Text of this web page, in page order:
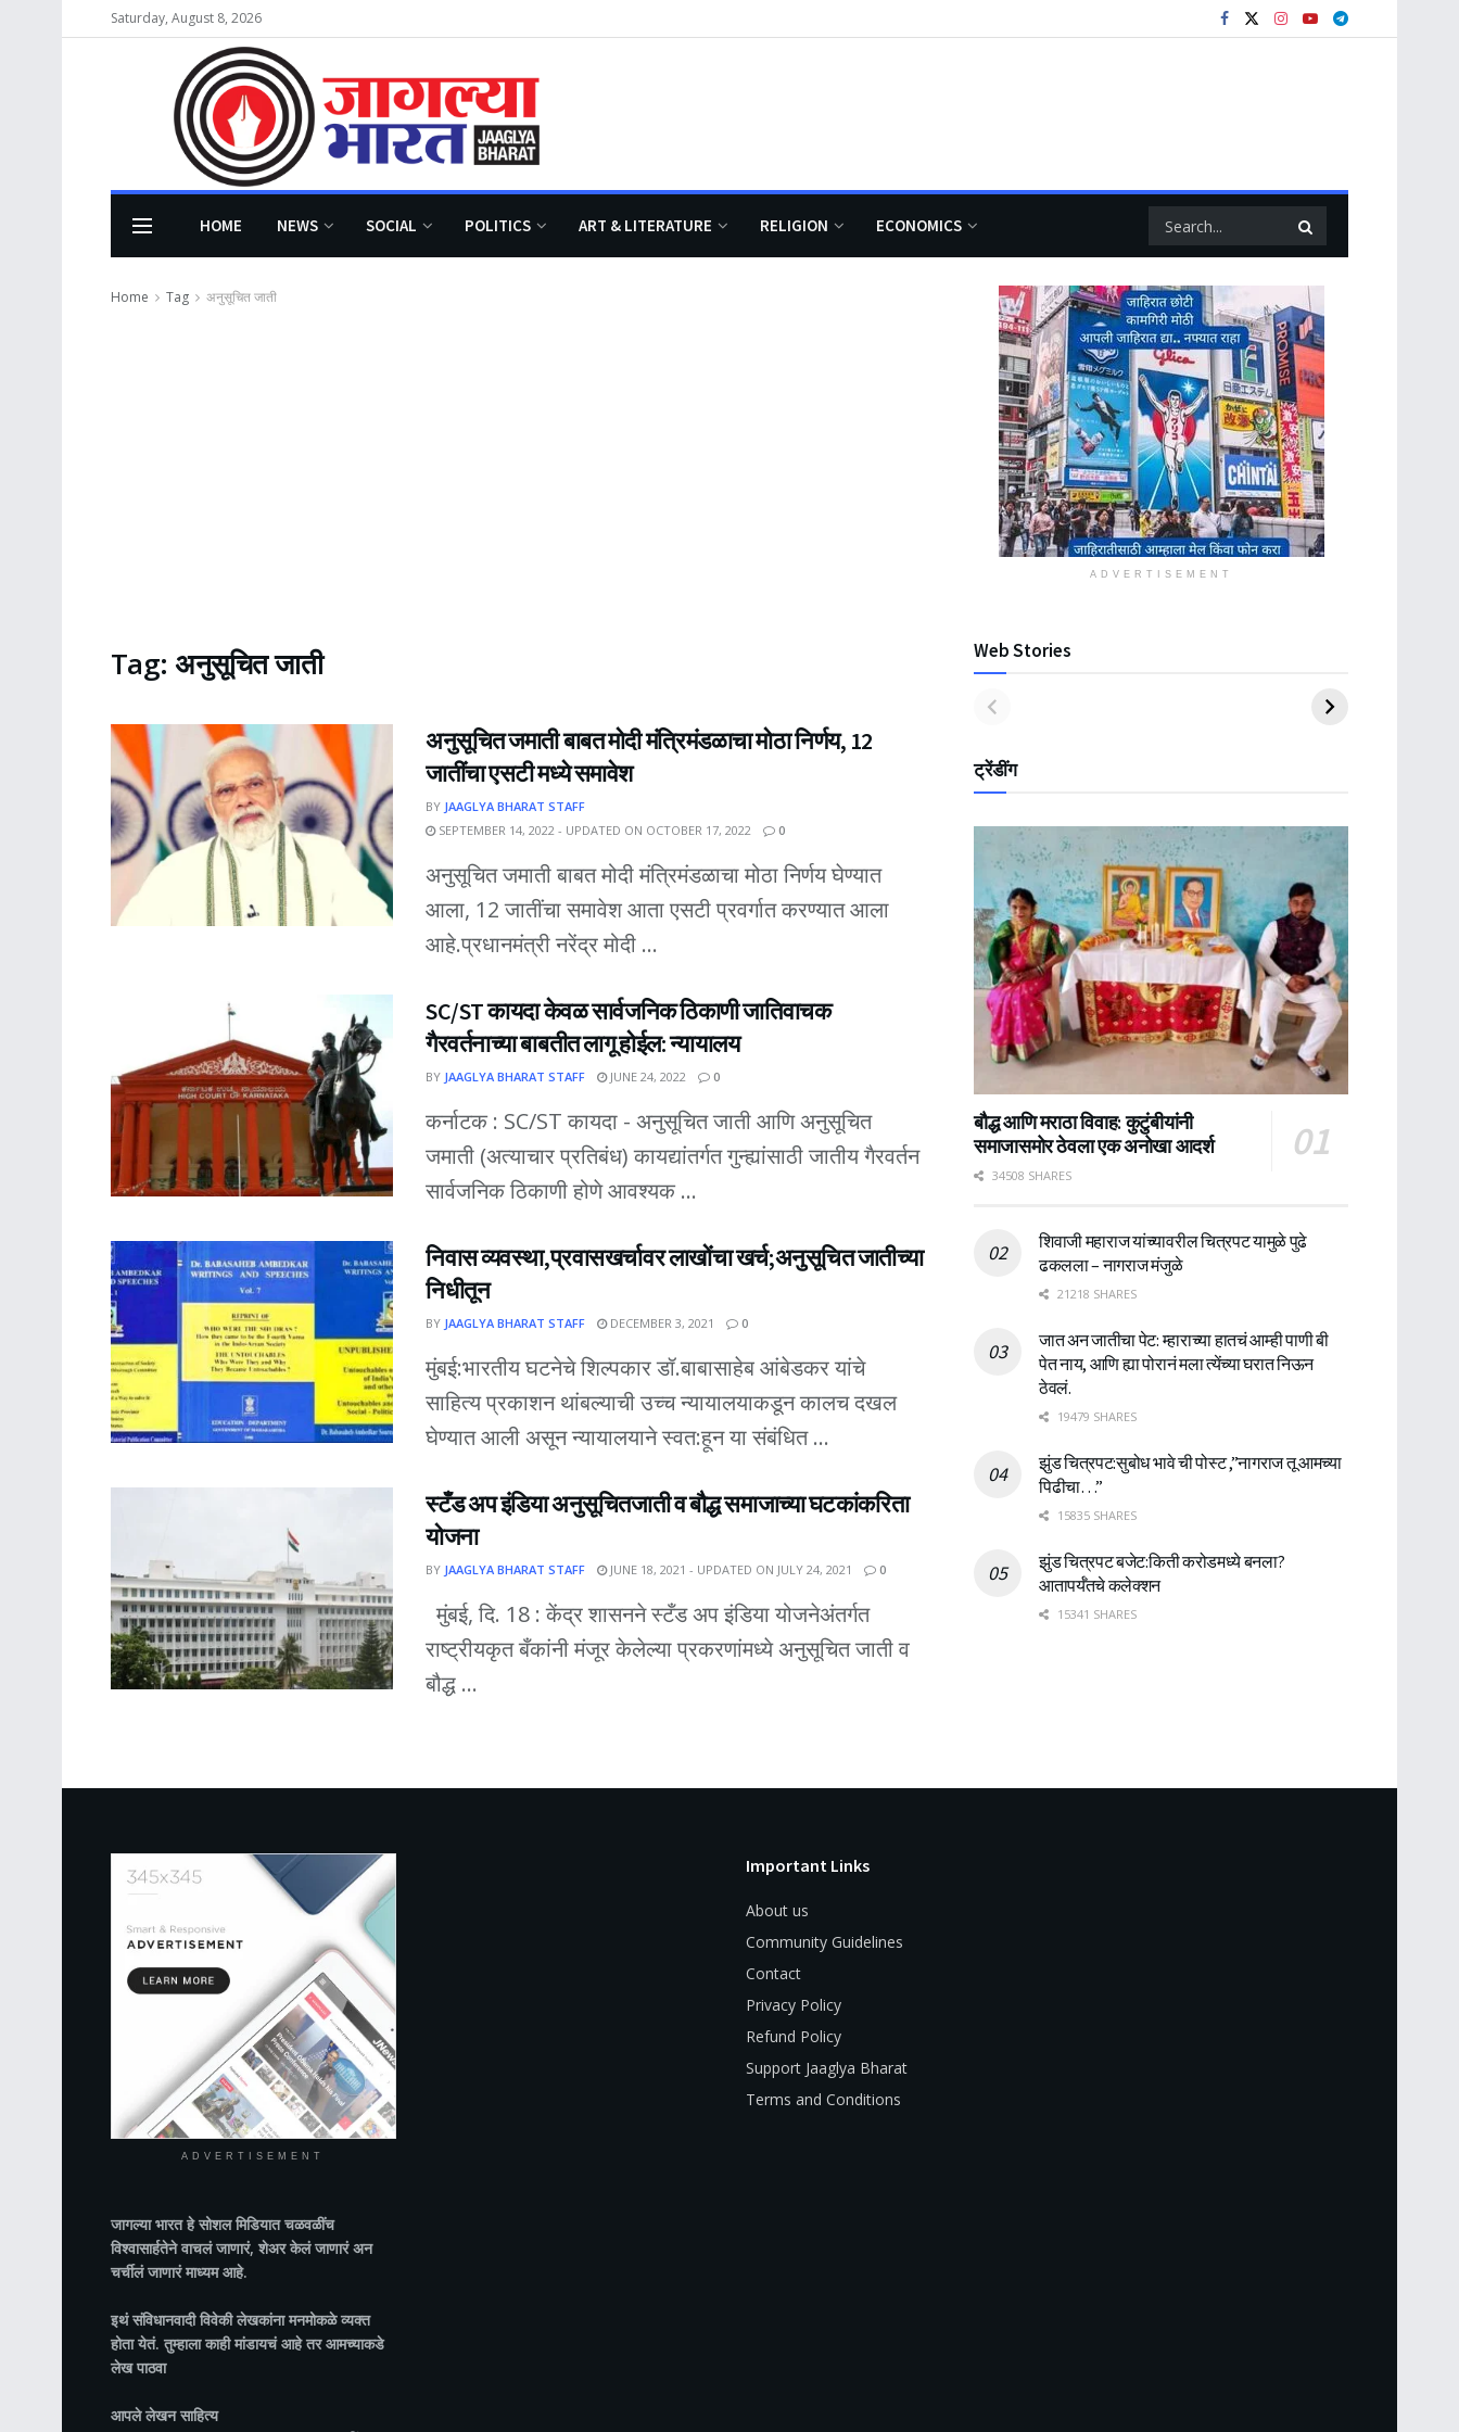
Saturday, August 8, 2026
HOME NEWS SOCIAL POLITICS ART & LITERATURE RELIGION ECONOMICS
Home Tag अनुसूचित जाती
Tag: अनुसूचित जाती
अनुसूचित जमाती बाबत मोदी मंत्रिमंडळाचा मोठा निर्णय, 12
जातींचा एसटी मध्ये समावेश
BY JAAGLYA BHARAT STAFF
SEPTEMBER 14, 2022 - UPDATED ON OCTOBER 17, 2022
0
अनुसूचित जमाती बाबत मोदी मंत्रिमंडळाचा मोठा निर्णय घेण्यात
आला, 12 जातींचा समावेश आता एसटी प्रवर्गात करण्यात आला
आहे.प्रधानमंत्री नरेंद्र मोदी ...
SC/ST कायदा केवळ सार्वजनिक ठिकाणी जातिवाचक
गैरवर्तनाच्या बाबतीत लागू होईल: न्यायालय
BY JAAGLYA BHARAT STAFF JUNE 24, 2022 0
कर्नाटक : SC/ST कायदा - अनुसूचित जाती आणि अनुसूचित
जमाती (अत्याचार प्रतिबंध) कायद्यांतर्गत गुन्ह्यांसाठी जातीय गैरवर्तन
सार्वजनिक ठिकाणी होणे आवश्यक ...
निवास व्यवस्था,प्रवासखर्चावर लाखोंचा खर्च;अनुसूचित जातीच्या
निधीतून
BY JAAGLYA BHARAT STAFF DECEMBER 3, 2021 0
मुंबई:भारतीय घटनेचे शिल्पकार डॉ.बाबासाहेब आंबेडकर यांचे
साहित्य प्रकाशन थांबल्याची उच्च न्यायालयाकडून कालच दखल
घेण्यात आली असून न्यायालयाने स्वत:हून या संबंधित ...
स्टँड अप इंडिया अनुसूचितजाती व बौद्ध समाजाच्या घटकांकरिता
योजना
BY JAAGLYA BHARAT STAFF JUNE 18, 2021 - UPDATED ON JULY 24, 2021 0
मुंबई, दि. 18 : केंद्र शासनने स्टँड अप इंडिया योजनेअंतर्गत
राष्ट्रीयकृत बँकांनी मंजूर केलेल्या प्रकरणांमध्ये अनुसूचित जाती व
बौद्ध ...
ADVERTISEMENT
Web Stories
ट्रेंडींग
बौद्ध आणि मराठा विवाह: कुटुंबीयांनी
समाजासमोर ठेवला एक अनोखा आदर्श
34508 SHARES
शिवाजी महाराज यांच्यावरील चित्रपट यामुळे पुढे
ढकलला – नागराज मंजुळे
21218 SHARES
जात अन जातीचा पेट: म्हाराच्या हातचं आम्ही पाणी बी
पेत नाय, आणि ह्या पोरानं मला त्येंच्या घरात निऊन
ठेवलं.
19479 SHARES
झुंड चित्रपट:सुबोध भावे ची पोस्ट ,”नागराज तू आमच्या
पिढीचा…”
15835 SHARES
झुंड चित्रपट बजेट:किती करोडमध्ये बनला?
आतापर्यँतचे कलेक्शन
15341 SHARES
ADVERTISEMENT
जागल्या भारतहे सोशल मिडियात चळवळींच
विश्वासार्हतेने वाचलं जाणारं, शेअर केलं जाणारं अन
चर्चीलं जाणारं माध्यम आहे.
इथं संविधानवादी विवेकी लेखकांना मनमोकळे व्यक्त
होता येतं. तुम्हाला काही मांडायचं आहे तर आमच्याकडे
लेख पाठवा
आपले लेखन साहित्य
Important Links
About us
Community Guidelines
Contact
Privacy Policy
Refund Policy
Support Jaaglya Bharat
Terms and Conditions